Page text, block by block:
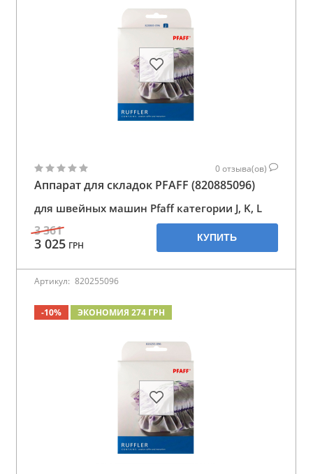
0отзыва(ов)
Аппарат для складок PFAFF (820885096)
для швейных машин Pfaff категории J, K, L
3 361
3 025 ГРН
КУПИТЬ
Артикул: 820255096
-10% ЭКОНОМИЯ 274 ГРН